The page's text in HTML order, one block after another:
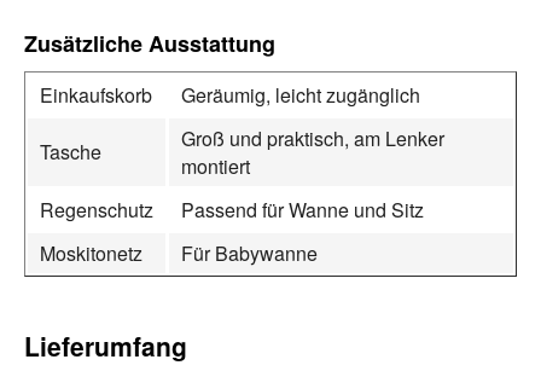
Zusätzliche Ausstattung
Einkaufskorb Geräumig, leicht zugänglich
Tasche
Groß und praktisch, am Lenker
montiert
Regenschutz
Passend für Wanne und Sitz
Moskitonetz
Für Babywanne
Lieferumfang